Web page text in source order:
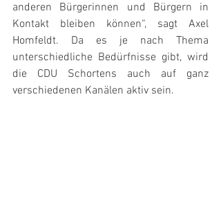
anderen Bürgerinnen und Bürgern in
Kontakt bleiben können“, sagt Axel
Homfeldt. Da es je nach Thema
unterschiedliche Bedürfnisse gibt, wird
die CDU Schortens auch auf ganz
verschiedenen Kanälen aktiv sein.